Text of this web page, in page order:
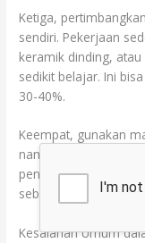
Ketiga,
sendiri. Pekerjaan
keramik dinding,
sedikit belajar. Ini
30-40%.
Keempat, gunakan
namun lebih murah.
pengganti genteng
sebagai pengganti
Kesalahan Umum